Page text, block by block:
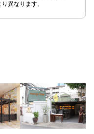
異なります。